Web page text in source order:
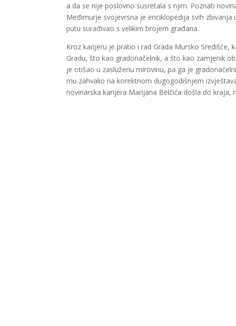
a da se nije poslovno susretala s njim. Poznati
Međimurje svojevrsna je enciklopedija svih
putu surađivao s velikim brojem građana.
Kroz karijeru je pratio i rad Grada Mursko Središće,
Gradu, što kao gradonačelnik, a što kao zamjenik
je otišao u zasluženu mirovinu, pa ga je
mu zahvalio na korektnom dugogodišnjem
novinarska karijera Marijana Belčića došla do